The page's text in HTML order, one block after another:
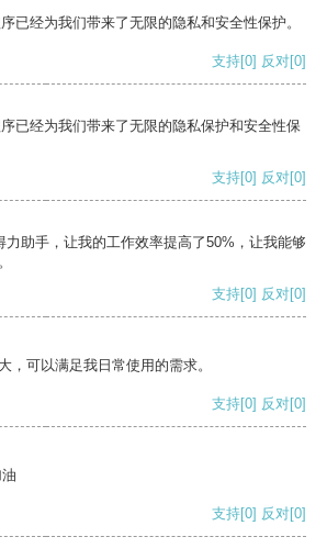
已经为我们带来了无限的隐私和安全性保护。
支持[0] 反对[0]
已经为我们带来了无限的隐私保护和安全性保
支持[0] 反对[0]
力助手，让我的工作效率提高了50%，让我能够
支持[0] 反对[0]
，可以满足我日常使用的需求。
支持[0] 反对[0]
支持[0] 反对[0]